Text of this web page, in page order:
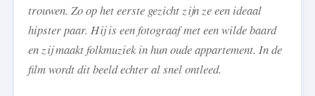
trouwen. Zo op het eerste gezicht zijn ze een ideaal
hipster paar. Hij is een fotograaf met een wilde baard
en zij maakt folkmuziek in hun oude appartement. In de
film wordt dit beeld echter al snel ontleed.